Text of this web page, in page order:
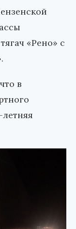
«Рено» с
в